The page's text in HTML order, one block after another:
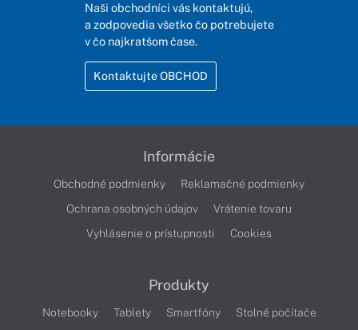
Naši obchodníci vás kontaktujú,
a zodpovedia všetko čo potrebujete
v čo najkratšom čase.
Kontaktujte OBCHOD
Informácie
Obchodné podmienky
Reklamačné podmienky
Ochrana osobných údajov
Vrátenie tovaru
Vyhlásenie o prístupnosti
Cookies
Produkty
Notebooky Tablety Smartfóny
Stolné počítače